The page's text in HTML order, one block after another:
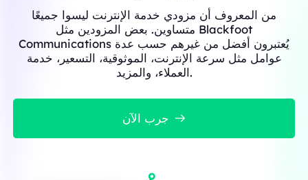
من المعروف أن مزودي خدمة الإنترنت ليسوا جميعًا
متساوين. بعض المزودين مثل Blackfoot
Communications يُعتبرون أفضل من غيرهم حسب عدة
عوامل مثل سرعة الإنترنت، الموثوقية، التسعير، خدمة
العملاء، والمزيد.
جرب الآن